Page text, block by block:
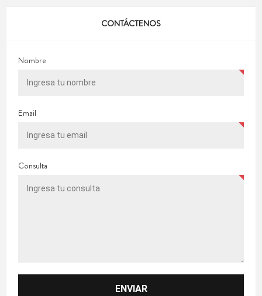
CONTÁCTENOS
Nombre
Email
Consulta